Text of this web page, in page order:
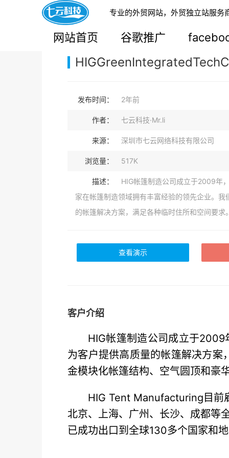
专业的外贸网站，外贸独立站服务
网站首页 谷歌推广
您的当前位置： 网站首页>案例展示>B2B外贸独
发布时间： 2年前
作者： 七云科技·Mr.li
来源： 深圳市七云网络科技有限公司
浏览量： 517K
描述：
HIG帐篷制造公司成立于2009年
家在帐篷制造领域拥有丰富经验的领先企业。我
的帐篷解决方案，满足各种临时住所和空间要求
查看演示
客户介绍
HIG帐篷制造公司成立于
为客户提供高质量的帐篷解决方
金模块化帐篷结构、空气圆顶和豪
HIG Tent Manufacturing目前
北京、上海、广州、长沙、成都等
已成功出口到全球130多个国家和